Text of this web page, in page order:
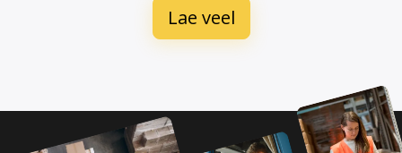
Lae veel